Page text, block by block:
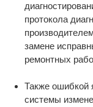
протокола
замене
ремонтных
Также ошибкой
системы